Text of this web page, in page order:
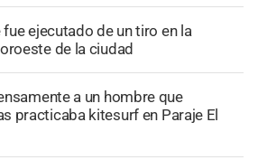
ejecutado de un tiro en la
de la ciudad
a un hombre que
practicaba kitesurf en Paraje El